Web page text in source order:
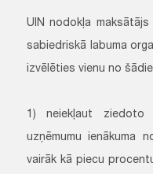
UIN nodokļa
sabiedriskā labuma
izvēlēties vienu no
1) neiekļaut ziedoto
uzņēmumu ienākuma
vairāk kā piecu